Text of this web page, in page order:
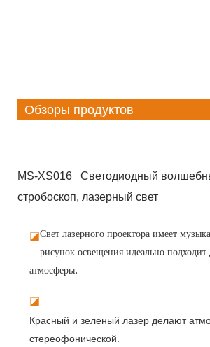
Обзоры продуктов
MS-XS016 Светодиодный
стробоскоп, лазерный свет
◪Свет лазерного проектора имеет
рисунок освещения идеально подходит
атмосферы.
◪
Красный и зеленый лазер делают
стереофонической.